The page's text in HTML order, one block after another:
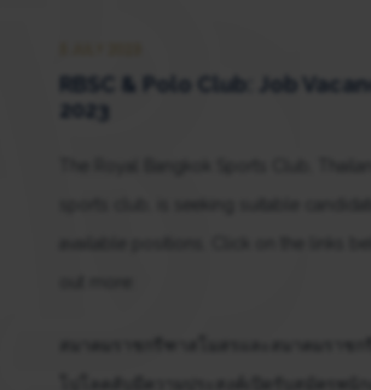
RBSC & Polo Club: Job
2023